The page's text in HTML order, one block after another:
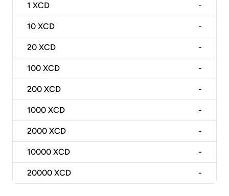
1 XCD -
10 XCD -
20 XCD -
100 XCD -
200 XCD -
1000 XCD -
2000 XCD -
10000 XCD -
20000 XCD -